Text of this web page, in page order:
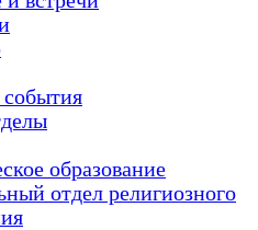
образование
отдел религиозного